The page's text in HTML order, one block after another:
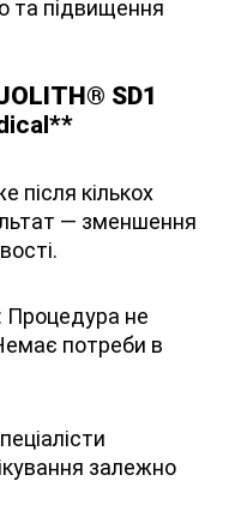
та підвищення
SD1
після кількох
— зменшення
: Процедура не
потреби в
залежно